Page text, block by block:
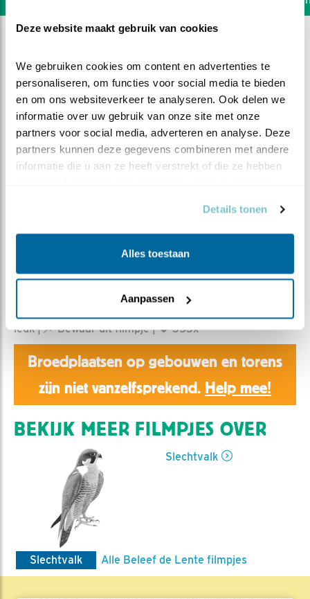
Deze website maakt gebruik van cookies
We gebruiken cookies om content en advertenties te
personaliseren, om functies voor social media te bieden
en om ons websiteverkeer te analyseren. Ook delen we
informatie over uw gebruik van onze site met onze
partners voor social media, adverteren en analyse. Deze
partners kunnen deze gegevens combineren met andere
informatie die u aan ze heeft verstrekt of die ze hebben
Details tonen
Alles toestaan
Aanpassen
DEEL DIT FILMPJE
Vroeg ontbijt
leuk| Bewaar dit filmpje| 353x
Broedplaatsen op gebouwen en torens
zijn niet vanzelfsprekend. Help mee!
BEKIJK MEER FILMPJES OVER
Slechtvalk
Slechtvalk Alle Beleef de Lente filmpjes